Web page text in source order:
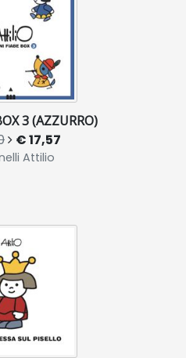
3 (AZZURRO)
€ 17,57
Attilio